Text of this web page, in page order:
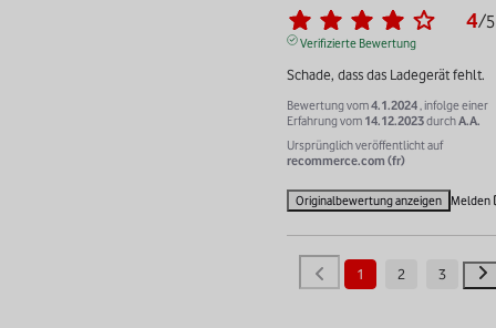
4/5
Verifizierte Bewertung
Schade, dass das Ladegerät fehlt.
Bewertung vom4.1.2024 , infolge einer
Erfahrung vom 14.12.2023durchA.A.
Ursprünglich veröffentlicht auf
recommerce.com (fr)
Originalbewertung anzeigen Melden
1 2 3